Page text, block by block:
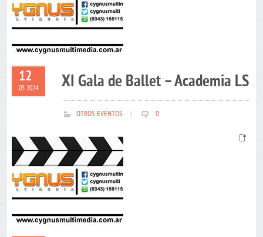
12
05 2024 XI Gala de Ballet – Academia LS
OTROS EVENTOS 0